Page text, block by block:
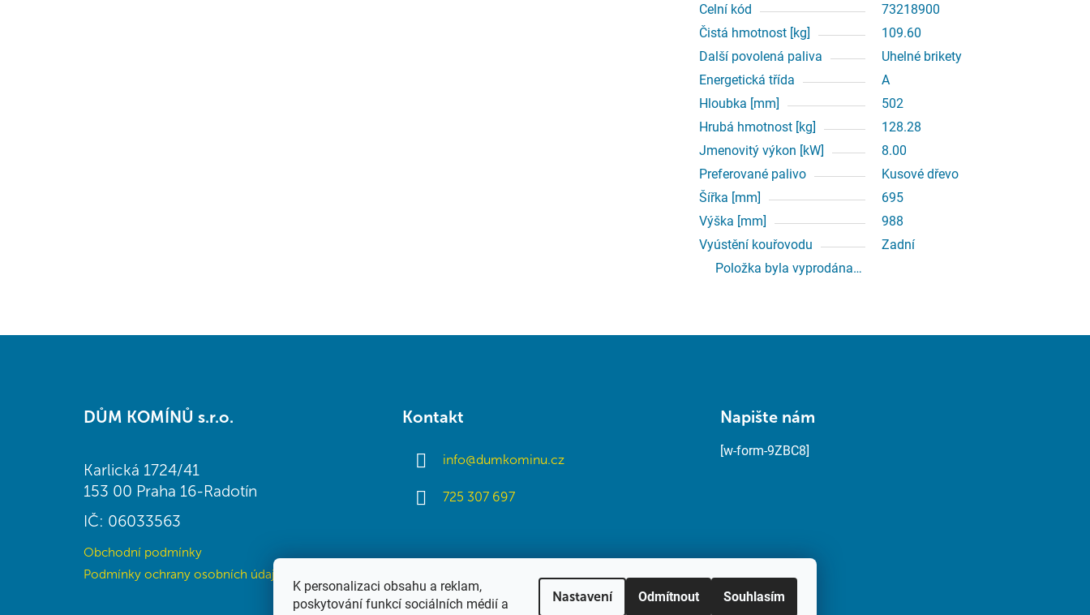
K personalizaci obsahu a reklam,
poskytování funkcí sociálních médií a
Nastavení Odmítnout Souhlasím
Celní kód
73218900
Čistá hmotnost [kg]
109.60
Další povolená paliva
Uhelné brikety
Energetická třída
A
Hloubka [mm]
502
Hrubá hmotnost [kg]
128.28
Jmenovitý výkon [kW]
8.00
Preferované palivo
Kusové dřevo
Šířka [mm]
695
Výška [mm]
988
Vyústění kouřovodu
Zadní
Položka byla vyprodána…
DŮM KOMÍNŮ s.r.o.
Karlická 1724/41
153 00 Praha 16-Radotín
IČ: 06033563
Obchodní podmínky
Podmínky ochrany osobních údajů (GDPR)
Kontakt
info@dumkominu.cz
725 307 697
Napište nám
[w-form-9ZBC8]